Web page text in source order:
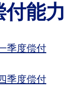
付能力
季度偿付
季度偿付